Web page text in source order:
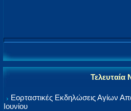
Τελευταία
Εορταστικές Εκδηλώσεις Αγίων
Ιουνίου